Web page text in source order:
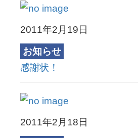
2011年2月19日
お知らせ
感謝状！
2011年2月18日